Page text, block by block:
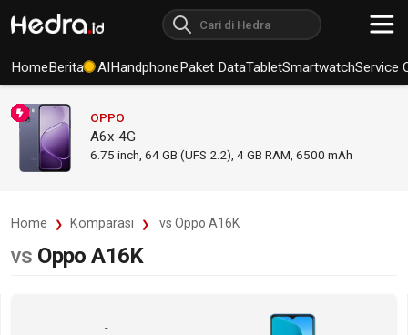
HomeBerita AIHandphonePaket DataTabletSmartwatchService
OPPO
A6x 4G
6.75 inch, 64 GB (UFS 2.2), 4 GB RAM 6500 mAh
Home Komparasi vs Oppo A16K
vs Oppo A16K
-